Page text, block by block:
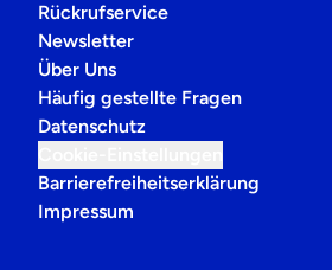
Rückrufservice
Newsletter
Über Uns
Häufig gestellte Fragen
Datenschutz
Barrierefreiheitserklärung
Impressum